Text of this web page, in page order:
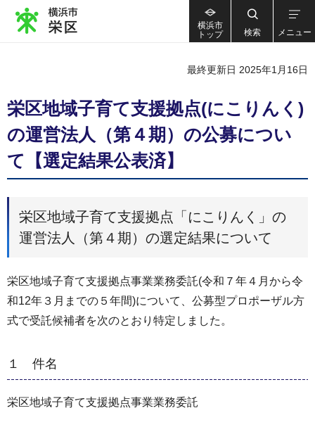
横浜市
トップ
検索 メニュー
最終更新日 2025年1月16日
栄区地域子育て支援拠点(にこりんく)
の運営法人（第４期）の公募につい
て【選定結果公表済】
栄区地域子育て支援拠点「にこりんく」の
運営法人（第４期）の選定結果について
栄区地域子育て支援拠点事業業務委託(令和７年４月から令
和12年３月までの５年間)について、公募型プロポーザル方
式で受託候補者を次のとおり特定しました。
１ 件名
栄区地域子育て支援拠点事業業務委託